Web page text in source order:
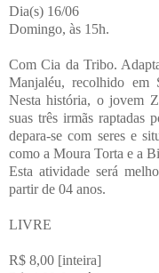
Dia(s) 16/06
Domingo, às 15h.
Com Cia da Tribo.
Manjaléu, recolhido em
Nesta história, o jovem
suas três irmãs raptadas
depara-se com seres e
como a Moura Torta e a
Esta atividade será
partir de 04 anos.
LIVRE
R$ 8,00 [inteira]